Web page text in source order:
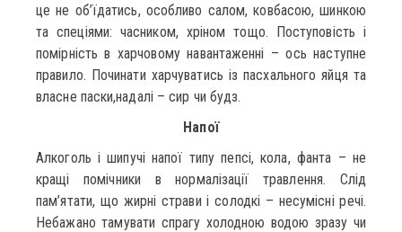
це не об’їдатись, особливо салом, ковбасою, шинкою
та спеціями: часником, хріном тощо. Поступовість і
помірність в харчовому навантаженні – ось наступне
правило. Починати харчуватись із пасхального яйця та
власне паски,надалі – сир чи будз.
Напої
Алкоголь і шипучі напої типу пепсі, кола, фанта – не
кращі помічники в нормалізації травлення. Слід
пам’ятати, що жирні страви і солодкі – несумісні речі.
Небажано тамувати спрагу холодною водою зразу чи